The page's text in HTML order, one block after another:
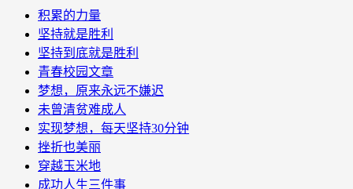
积累的力量
坚持就是胜利
坚持到底就是胜利
青春校园文章
梦想，原来永远不嫌迟
未曾清贫难成人
实现梦想，每天坚持30分钟
挫折也美丽
穿越玉米地
成功人生三件事